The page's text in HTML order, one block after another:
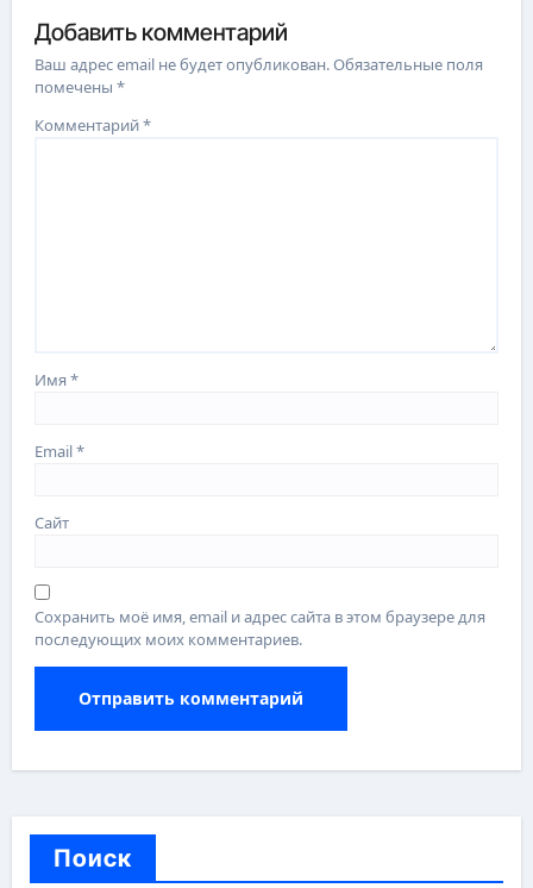
Добавить комментарий
Ваш адрес email не будет опубликован.Обязательные поля
помечены*
Комментарий*
Имя*
Email*
Сайт
Сохранить моё имя, email и адрес сайта в этом браузере для
последующих моих комментариев.
Поиск